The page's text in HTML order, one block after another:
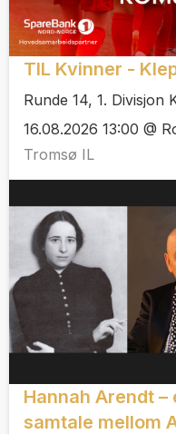
TIL Kvinner -
Runde 14, 1. Divisjon
16.08.2026 13:00 @
Tromsø IL
Hannah Arendt
samtale mellom